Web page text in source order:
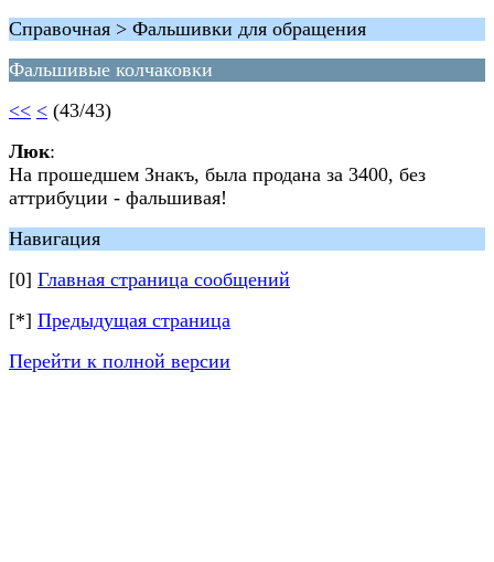
Справочная > Фальшивки для обращения
Фальшивые колчаковки
<< < (43/43)
Люк:
На прошедшем Знакъ, была продана за 3400, без
аттрибуции - фальшивая!
Навигация
[0] Главная страница сообщений
[*] Предыдущая страница
Перейти к полной версии